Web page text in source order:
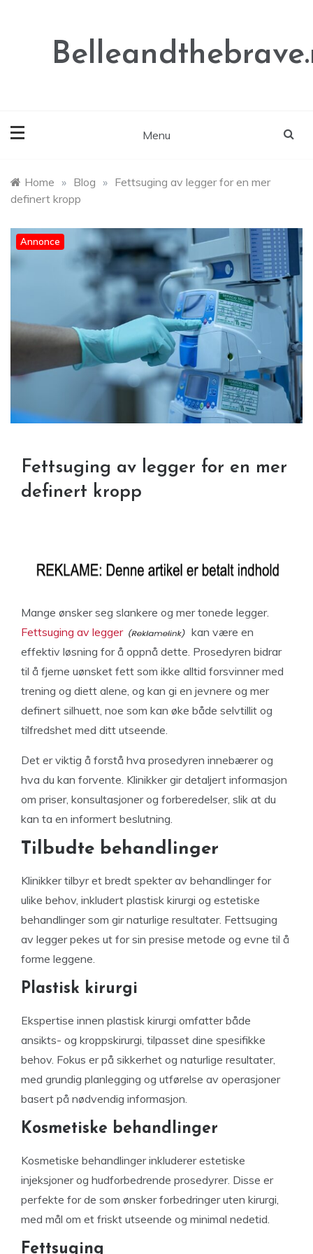
Menu
Home » Blog » Fettsuging av legger for en mer
definert kropp
Annonce
Fettsuging av legger for en mer
definert kropp
Mange ønsker seg slankere og mer tonede legger.
Fettsuging av legger
kan være en
effektiv løsning for å oppnå dette. Prosedyren bidrar
til å fjerne uønsket fett som ikke alltid forsvinner med
trening og diett alene, og kan gi en jevnere og mer
definert silhuett, noe som kan øke både selvtillit og
tilfredshet med ditt utseende.
Det er viktig å forstå hva prosedyren innebærer og
hva du kan forvente. Klinikker gir detaljert informasjon
om priser, konsultasjoner og forberedelser, slik at du
kan ta en informert beslutning.
Tilbudte behandlinger
Klinikker tilbyr et bredt spekter av behandlinger for
ulike behov, inkludert plastisk kirurgi og estetiske
behandlinger som gir naturlige resultater. Fettsuging
av legger pekes ut for sin presise metode og evne til å
forme leggene.
Plastisk kirurgi
Ekspertise innen plastisk kirurgi omfatter både
ansikts- og kroppskirurgi, tilpasset dine spesifikke
behov. Fokus er på sikkerhet og naturlige resultater,
med grundig planlegging og utførelse av operasjoner
basert på nødvendig informasjon.
Kosmetiske behandlinger
Kosmetiske behandlinger inkluderer estetiske
injeksjoner og hudforbedrende prosedyrer. Disse er
perfekte for de som ønsker forbedringer uten kirurgi,
med mål om et friskt utseende og minimal nedetid.
Fettsuging